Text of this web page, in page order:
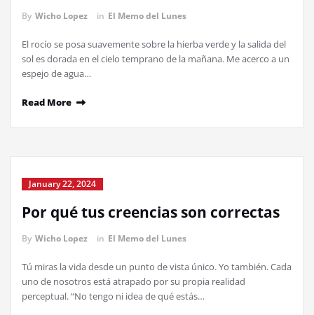
By Wicho Lopez in El Memo del Lunes
El rocío se posa suavemente sobre la hierba verde y la salida del
sol es dorada en el cielo temprano de la mañana. Me acerco a un
espejo de agua…
Read More
January 22, 2024
Por qué tus creencias son correctas
By Wicho Lopez in El Memo del Lunes
Tú miras la vida desde un punto de vista único. Yo también. Cada
uno de nosotros está atrapado por su propia realidad
perceptual. “No tengo ni idea de qué estás…